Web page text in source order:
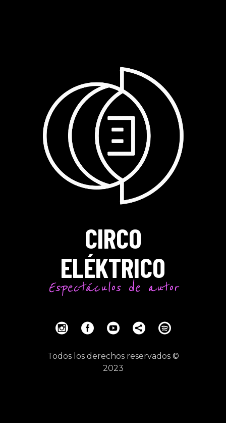
CIRCO
ELÉKTRICO
Espectáculos de autor
Todos los derechos reservados ©
2023